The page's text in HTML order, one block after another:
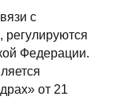
с
Федерации.
от 21